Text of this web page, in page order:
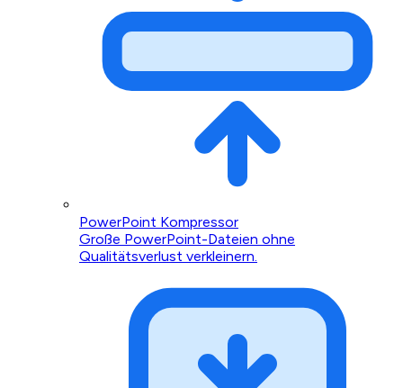
PowerPoint Kompressor
Große PowerPoint-Dateien ohne
Qualitätsverlust verkleinern.